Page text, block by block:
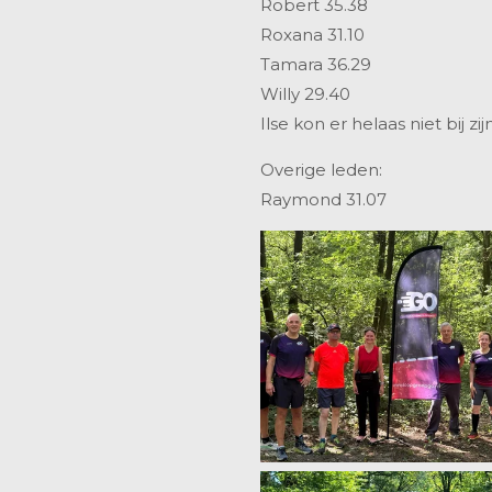
Robert 35.38
Roxana 31.10
Tamara 36.29
Willy 29.40
Ilse kon er helaas niet bij
Overige leden:
Raymond 31.07